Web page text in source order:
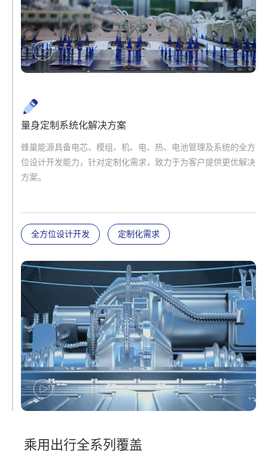
量身定制系统化解决方案
蜂巢能源具备电芯、模组、机、电、热、电池管理及系统的全方
位设计开发能力，针对定制化需求，致力于为客户提供更优解决
方案。
全方位设计开发 定制化需求
乘用出行全系列覆盖